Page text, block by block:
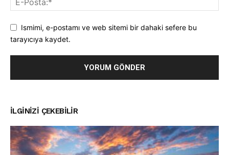
Ismimi, e-postamı ve web sitemi bir dahaki sefere bu
tarayıcıya kaydet.
İLGINIZI ÇEKEBILIR